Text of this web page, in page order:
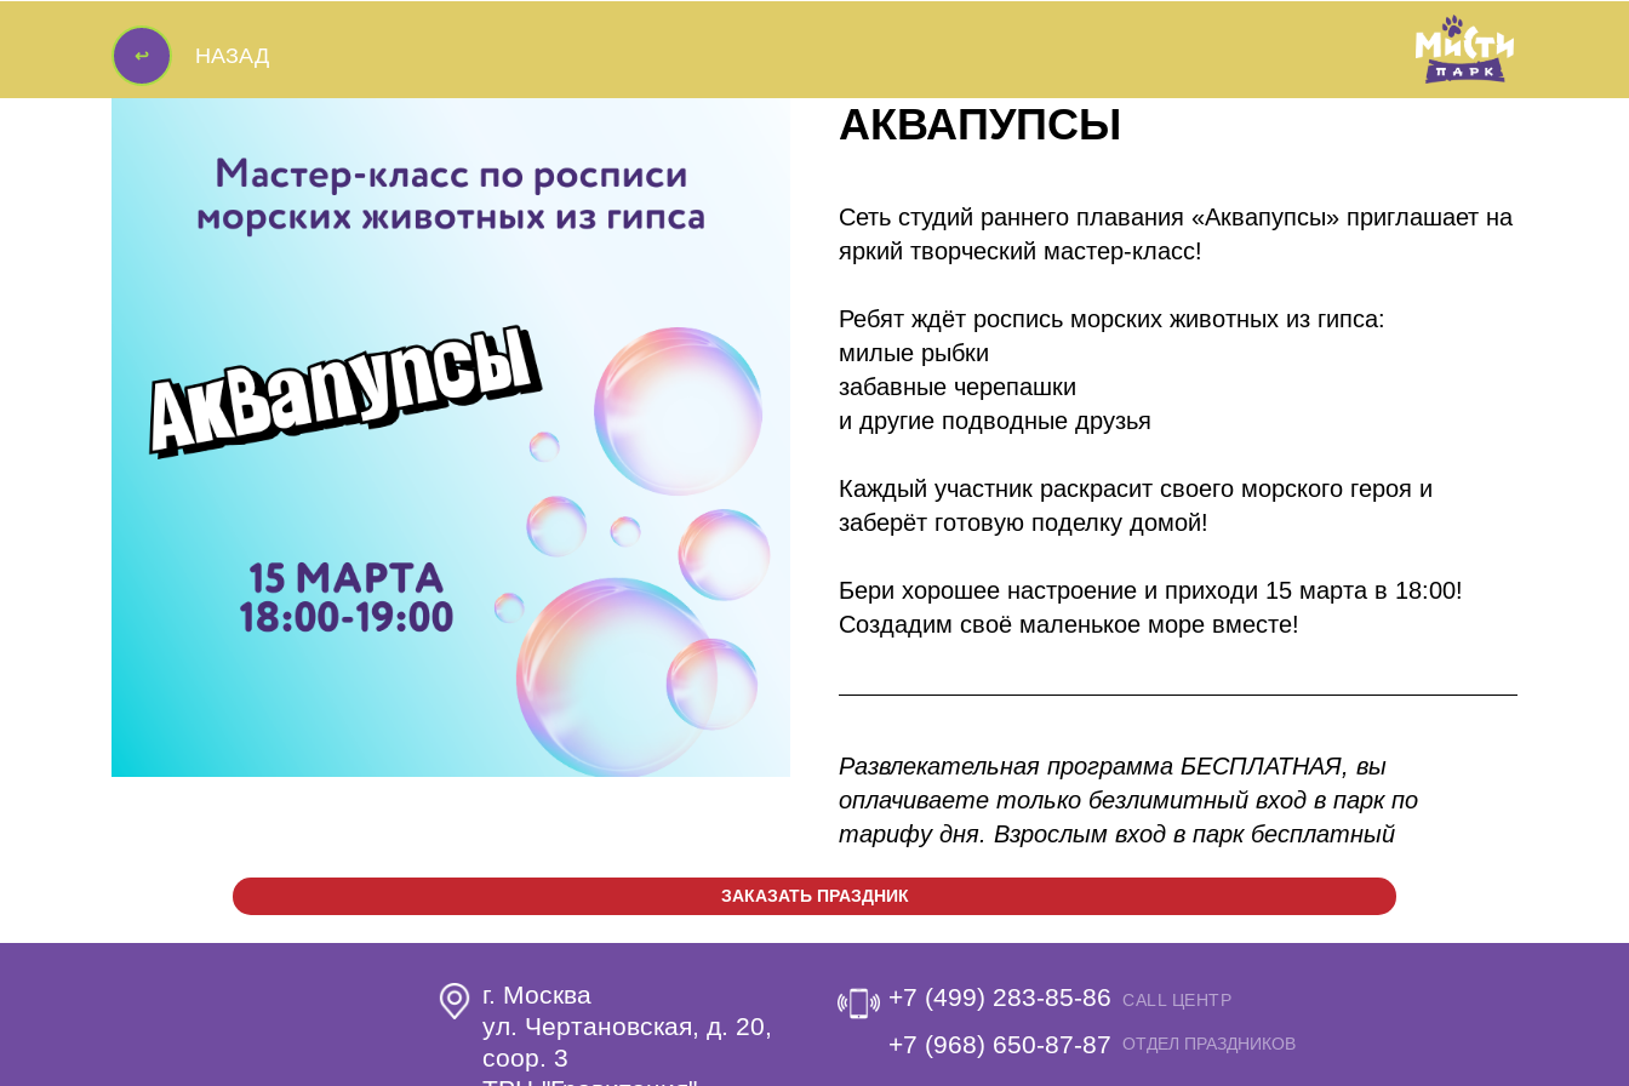
↩ НАЗАД
↩
АКВАПУПСЫ
Сеть студий раннего плавания «Аквапупсы» приглашает на
яркий творческий мастер-класс!
Ребят ждёт роспись морских животных из гипса:
милые рыбки
забавные черепашки
и другие подводные друзья
Каждый участник раскрасит своего морского героя и
заберёт готовую поделку домой!
Бери хорошее настроение и приходи 15 марта в 18:00!
Создадим своё маленькое море вместе!
Развлекательная программа БЕСПЛАТНАЯ, вы
оплачиваете только безлимитный вход в парк по
тарифу дня. Взрослым вход в парк бесплатный
ЗАКАЗАТЬ ПРАЗДНИК
г. Москва
ул. Чертановская, д. 20,
coop. 3
+7 (499) 283-85-86
‎+7 (968) 650-87-87
ОТДЕЛ ПРАЗДНИКОВ
CALL ЦЕНТР